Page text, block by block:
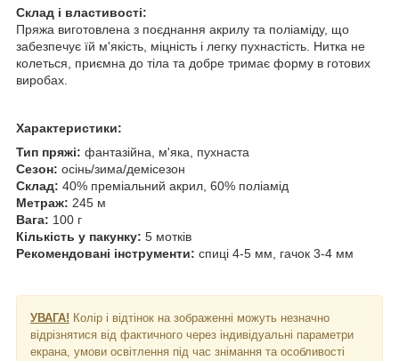
Склад і властивості:
Пряжа виготовлена з поєднання акрилу та поліаміду, що
забезпечує їй м'якість, міцність і легку пухнастість. Нитка не
колеться, приємна до тіла та добре тримає форму в готових
виробах.
Характеристики:
Тип пряжі: фантазійна, м'яка, пухнаста
Сезон: осінь/зима/демісезон
Склад: 40% преміальний акрил, 60% поліамід
Метраж: 245 м
Вага: 100 г
Кількість у пакунку: 5 мотків
Рекомендовані інструменти: спиці 4-5 мм, гачок 3-4 мм
УВАГА! Колір і відтінок на зображенні можуть незначно
відрізнятися від фактичного через індивідуальні параметри
екрана, умови освітлення під час знімання та особливості